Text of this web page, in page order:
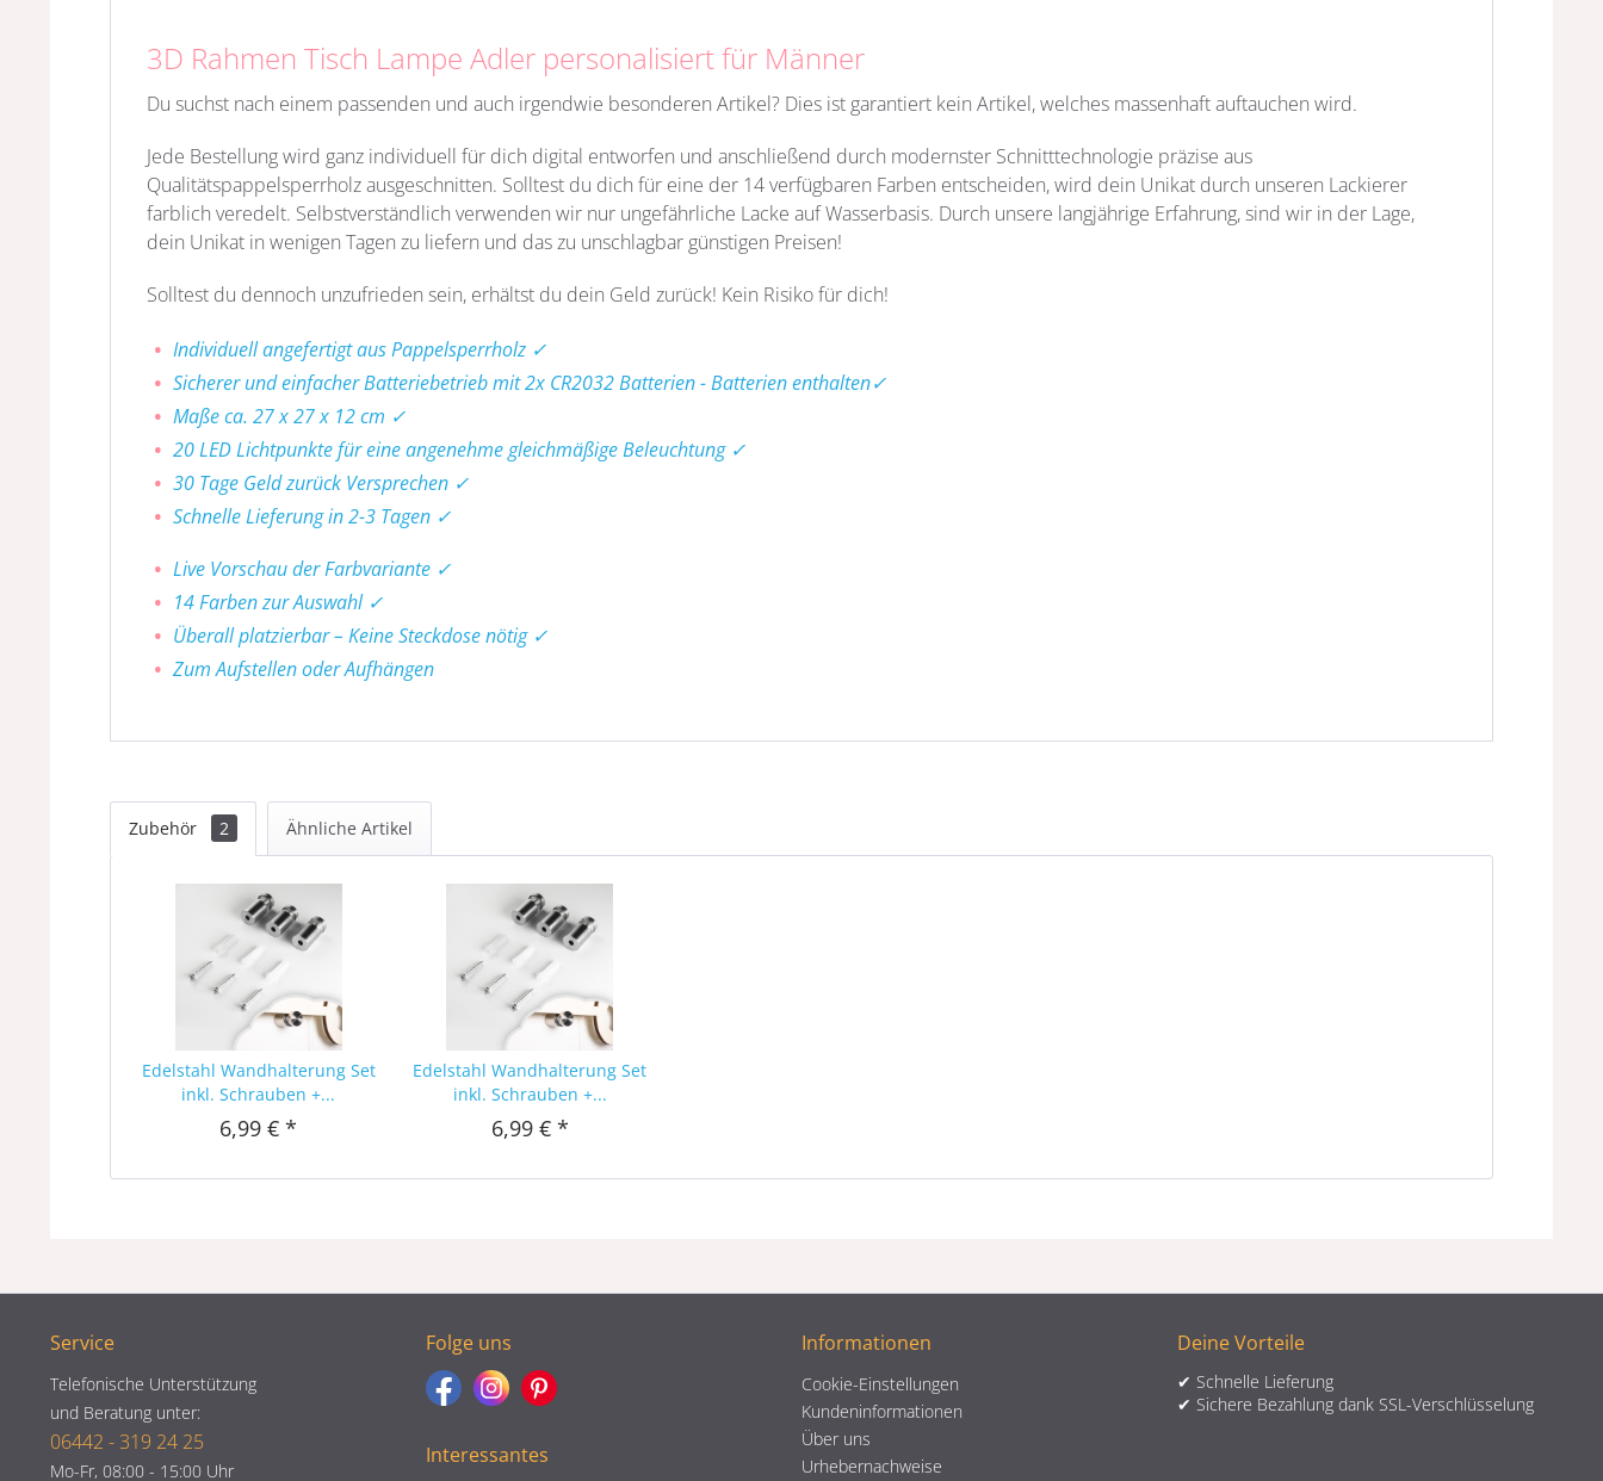
3D Rahmen Tisch Lampe Adler personalisiert für Männer
Du suchst nach einem passenden und auch irgendwie besonderen Artikel? Dies ist garantiert kein Artikel, welches massenhaft auftauchen wird.
Jede Bestellung wird ganz individuell für dich digital entworfen und anschließend durch modernster Schnitttechnologie präzise aus
Qualitätspappelsperrholz ausgeschnitten. Solltest du dich für eine der 14 verfügbaren Farben entscheiden, wird dein Unikat durch unseren Lackierer
farblich veredelt. Selbstverständlich verwenden wir nur ungefährliche Lacke auf Wasserbasis. Durch unsere langjährige Erfahrung, sind wir in der Lage,
dein Unikat in wenigen Tagen zu liefern und das zu unschlagbar günstigen Preisen!
Solltest du dennoch unzufrieden sein, erhältst du dein Geld zurück! Kein Risiko für dich!
Individuell angefertigt aus Pappelsperrholz ✓
Sicherer und einfacher Batteriebetrieb mit 2x CR2032 Batterien - Batterien enthalten✓
Maße ca. 27 x 27 x 12 cm ✓
20 LED Lichtpunkte für eine angenehme gleichmäßige Beleuchtung ✓
30 Tage Geld zurück Versprechen ✓
Schnelle Lieferung in 2-3 Tagen ✓
Live Vorschau der Farbvariante ✓
14 Farben zur Auswahl ✓
Überall platzierbar – Keine Steckdose nötig ✓
Zum Aufstellen oder Aufhängen
Zubehör 2 Ähnliche Artikel
Edelstahl Wandhalterung Set
inkl. Schrauben +...
6,99 € *
Edelstahl Wandhalterung Set
inkl. Schrauben +...
6,99 € *
Service
Telefonische Unterstützung
und Beratung unter:
06442 - 319 24 25
Mo-Fr, 08:00 - 15:00 Uhr
Folge uns
Interessantes
Informationen
Cookie-Einstellungen
Kundeninformationen
Über uns
Urhebernachweise
Deine Vorteile
✔ Schnelle Lieferung
✔ Sichere Bezahlung dank SSL-Verschlüsselung